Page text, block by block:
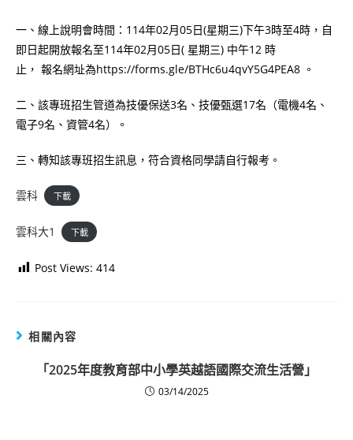
一、線上說明會時間：114年02月05日(星期三)下午3時至4時，自
即日起開放報名至114年02月05日( 星期三) 中午12 時
止， 報名網址為https://forms.gle/BTHc6u4qvY5G4PEA8 。
二、該專班招生管道為技優保送3名、技優甄選17名（電機4名、
電子9名、資管4名）。
三、轉知該專班招生訊息，符合資格同學請自行報考。
雲科 下載
雲科大1 下載
Post Views: 414
相關內容
「2025年度教育部中小學英越語國際交流生活營」
03/14/2025